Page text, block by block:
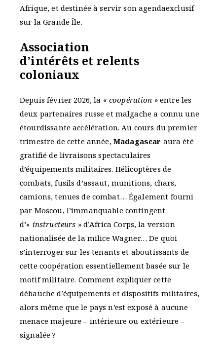
Afrique, et destinée à servir son agendaexclusif
sur la Grande Île.
Association
d’intérêts et relents
coloniaux
Depuis février 2026, la « coopération » entre les
deux partenaires russe et malgache a connu une
étourdissante accélération. Au cours du premier
trimestre de cette année, Madagascar aura été
gratifié de livraisons spectaculaires
d’équipements militaires. Hélicoptères de
combats, fusils d’assaut, munitions, chars,
camions, tenues de combat… Également fourni
par Moscou, l’immanquable contingent
d’« instructeurs » d’Africa Corps, la version
nationalisée de la milice Wagner… De quoi
s’interroger sur les tenants et aboutissants de
cette coopération essentiellement basée sur le
motif militaire. Comment expliquer cette
débauche d’équipements et dispositifs militaires,
alors même que le pays n’est exposé à aucune
menace majeure – intérieure ou extérieure –
signalée ?